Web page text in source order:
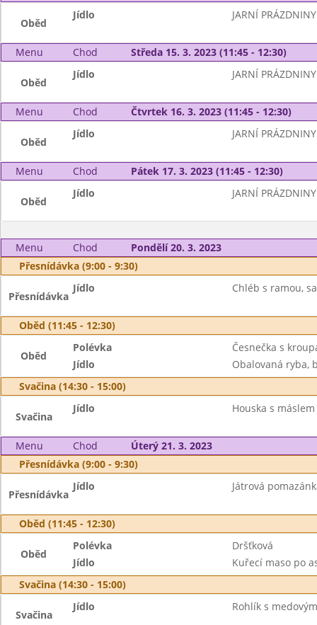
Oběd
Jídlo JARNÍ PRÁZDNINY
Menu Chod Středa 15. 3. 2023 (11:45 - 12:30)
Oběd
Jídlo JARNÍ PRÁZDNINY
Menu Chod Čtvrtek 16. 3. 2023 (11:45 - 12:30)
Oběd
Jídlo JARNÍ PRÁZDNINY
Menu Chod Pátek 17. 3. 2023 (11:45 - 12:30)
Oběd
Jídlo JARNÍ PRÁZDNINY
Menu Chod
Pondělí 20. 3. 2023
Přesnídávka (9:00 - 9:30)
Přesnídávka
Jídlo Chléb s ramou,
Oběd (11:45 - 12:30)
Oběd
Polévka
Česnečka s
Jídlo
Obalovaná ryba,
Svačina (14:30 - 15:00)
Svačina
Jídlo Houska s
Menu Chod
Úterý 21. 3. 2023
Přesnídávka (9:00 - 9:30)
Přesnídávka
Jídlo Játrová
Oběd (11:45 - 12:30)
Oběd
Polévka
Dršťková
Jídlo
Kuřecí maso po
Svačina (14:30 - 15:00)
Svačina
Jídlo Rohlík s